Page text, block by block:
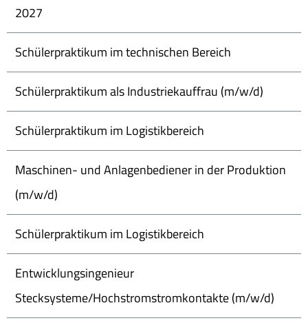
2027
Schülerpraktikum im technischen Bereich
Schülerpraktikum als Industriekauffrau (m/w/d)
Schülerpraktikum im Logistikbereich
Maschinen- und Anlagenbediener in der Produktion
(m/w/d)
Schülerpraktikum im Logistikbereich
Entwicklungsingenieur
Stecksysteme/Hochstromstromkontakte (m/w/d)